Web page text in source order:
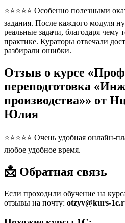
⭐⭐⭐⭐⭐ Особенно полезными
задания. После каждого модуля
реальные задачи, благодаря чему
практике. Кураторы отвечали
разбирали ошибки.
Отзыв о курсе
переподготовка
производства»» от
Юлия
⭐⭐⭐⭐⭐ Очень удобная онлайн-
любое удобное время.
📩 Обратная связь
Если проходили обучение на
отзывы на почту: otzyv@kurs-